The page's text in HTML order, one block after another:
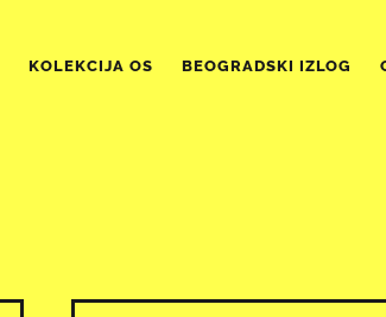
KOLEKCIJA OS BEOGRADSKI IZLOG